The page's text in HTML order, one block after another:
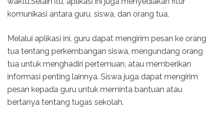
komunikasi antara guru, siswa, dan orang tua.
Melalui aplikasi ini, guru dapat mengirim pesan ke orang
tua tentang perkembangan siswa, mengundang orang
tua untuk menghadiri pertemuan, atau memberikan
informasi penting lainnya. Siswa juga dapat mengirim
pesan kepada guru untuk meminta bantuan atau
bertanya tentang tugas sekolah.